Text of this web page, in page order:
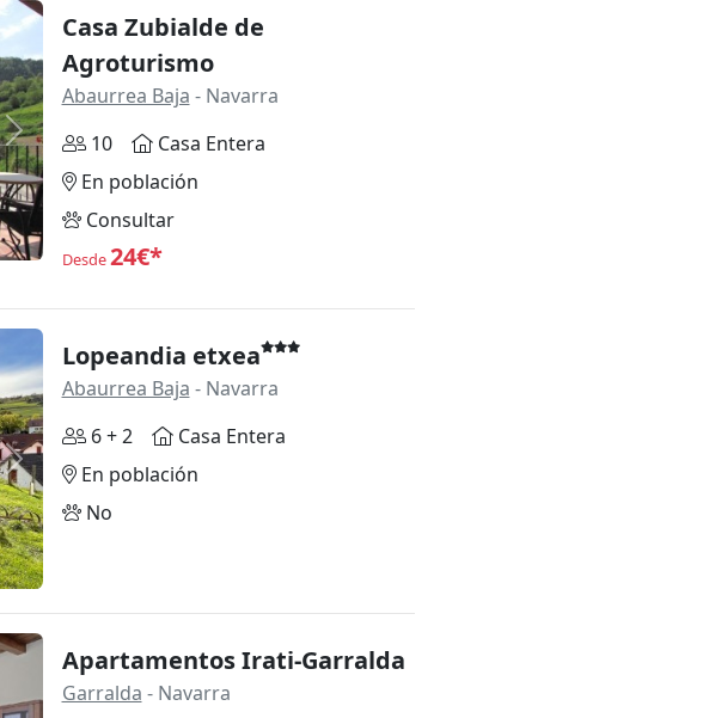
Siguiente
Casa Zubialde de
Agroturismo
Abaurrea Baja - Navarra
10
Casa Entera
En población
Consultar
Desde24€*
Siguiente
Lopeandia etxea
Abaurrea Baja - Navarra
6 + 2
Casa Entera
En población
No
Apartamentos Irati-Garralda
Garralda - Navarra